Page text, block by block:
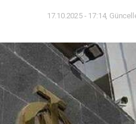
17.10.2025 - 17:14,